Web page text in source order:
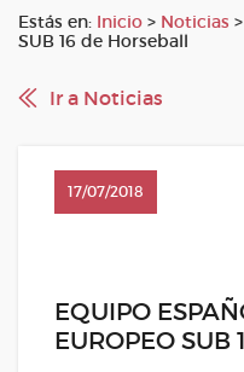
Estás en: Inicio > Noticias >
SUB 16 de Horseball
Ir a Noticias
17/07/2018
EQUIPO
EUROPEO SUB